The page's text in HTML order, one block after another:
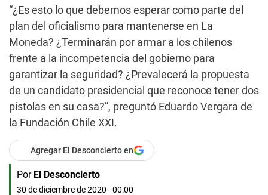
“¿Es esto lo que debemos esperar como parte del
plan del oficialismo para mantenerse en La
Moneda? ¿Terminarán por armar a los chilenos
frente a la incompetencia del gobierno para
garantizar la seguridad? ¿Prevalecerá la propuesta
de un candidato presidencial que reconoce tener dos
pistolas en su casa?”, preguntó Eduardo Vergara de
la Fundación Chile XXI.
Agregar El Desconcierto en
Por El Desconcierto
30 de diciembre de 2020 - 00:00